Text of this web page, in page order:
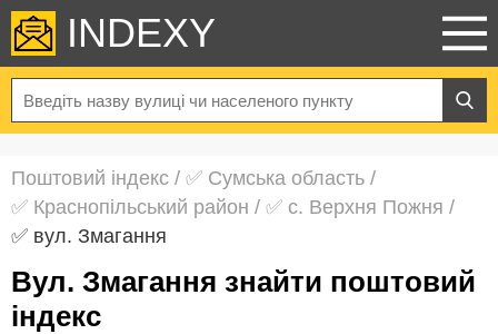
INDEXY
Поштовий індекс / ✅ Сумська область /
✅ Краснопільський район / ✅ с. Верхня Пожня /
✅ вул. Змагання
вул. Змагання знайти поштовий
індекс